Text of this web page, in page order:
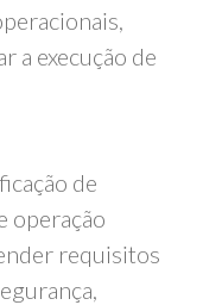
a execução de
ção de
operação
requisitos
ça,